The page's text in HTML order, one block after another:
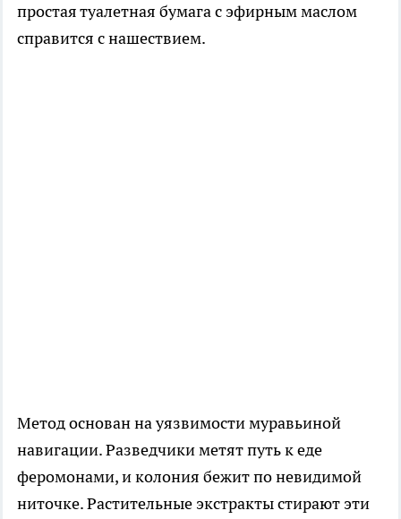
простая туалетная бумага с эфирным маслом
справится с нашествием.
Метод основан на уязвимости муравьиной
навигации. Разведчики метят путь к еде
феромонами, и колония бежит по невидимой
ниточке. Растительные экстракты стирают эти